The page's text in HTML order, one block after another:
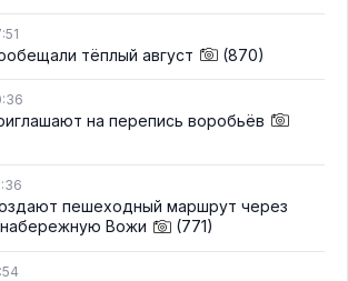
тёплый август (870)
на перепись воробьёв
пешеходный маршрут через
набережную Вожи
(771)